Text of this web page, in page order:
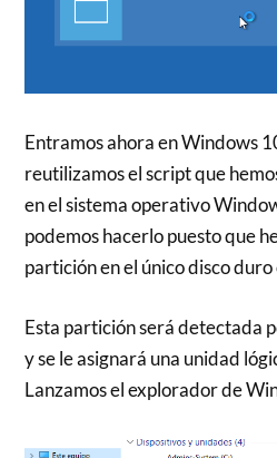
Entramos ahora en Windows
reutilizamos el script que
en el sistema operativo
podemos hacerlo puesto que
partición en el único disco
Esta partición será detectada
y se le asignará una unidad
Lanzamos el explorador de